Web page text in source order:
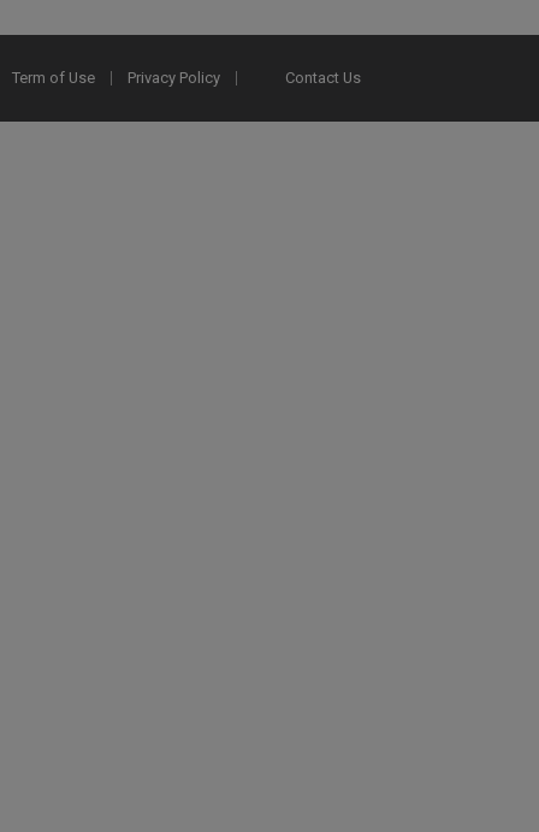
Term of Use Privacy Policy Contact Us